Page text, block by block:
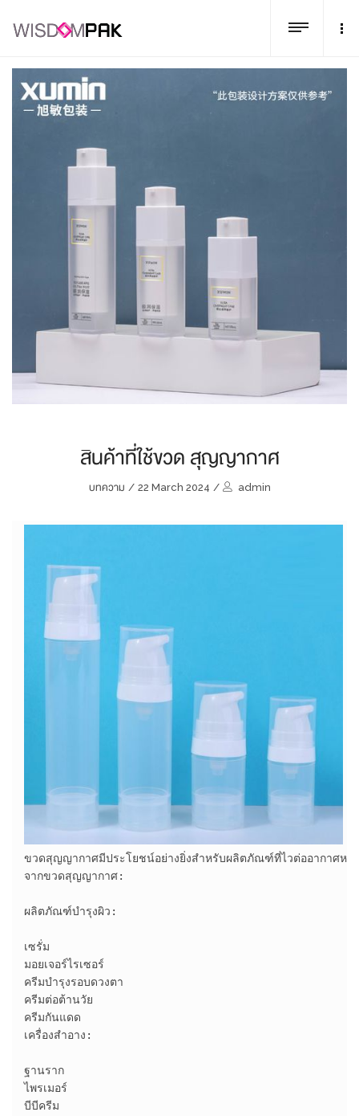
สินค้าที่ใช้ขวด สุญญากาศ
บทความ / 22 March 2024 / admin
ขวดสุญญากาศมีประโยชน์อย่างยิ่งสำหรับผลิตภัณฑ์ที่ไวต่ออากาศห
จากขวดสุญญากาศ:
ผลิตภัณฑ์บำรุงผิว:
เซรั่ม
มอยเจอร์ไรเซอร์
ครีมบำรุงรอบดวงตา
ครีมต่อต้านวัย
ครีมกันแดด
เครื่องสำอาง:
ฐานราก
ไพรเมอร์
บีบีครีม